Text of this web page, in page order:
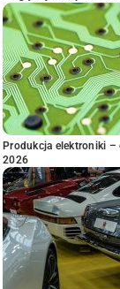
Produkcja elektroniki –
2026